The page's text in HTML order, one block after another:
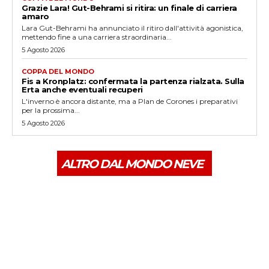
Grazie Lara! Gut-Behrami si ritira: un finale di carriera
amaro
Lara Gut-Behrami ha annunciato il ritiro dall'attività agonistica,
mettendo fine a una carriera straordinaria...
5 Agosto 2026
COPPA DEL MONDO
Fis a Kronplatz: confermata la partenza rialzata. Sulla
Erta anche eventuali recuperi
L'inverno è ancora distante, ma a Plan de Corones i preparativi
per la prossima...
5 Agosto 2026
ALTRO DAL MONDO NEVE